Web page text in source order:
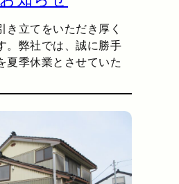
き立てをいただき厚く
。弊社では、誠に勝手
夏季休業とさせていた